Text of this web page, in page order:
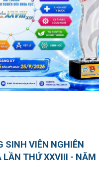
SINH VIÊN NGHIÊN
LẦN THỨ XXVIII - NĂM